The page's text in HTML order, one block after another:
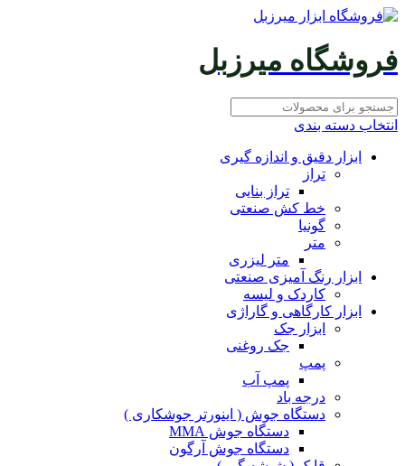
فروشگاه میرزبل
انتخاب دسته بندی
ابزار دقیق و اندازه گیری
تراز
تراز بنایی
خط کش صنعتی
گونیا
متر
متر لیزری
ابزار رنگ آمیزی صنعتی
کاردک و لیسه
ابزار کارگاهی و گاراژی
ابزار جک
جک روغنی
پمپ
پمپ آب
درجه باد
دستگاه جوش ( اینورتر جوشکاری )
دستگاه جوش MMA
دستگاه جوش آرگون